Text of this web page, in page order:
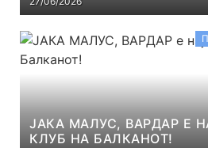
ЈАКА МАЛУС, ВАРДАР Е
КЛУБ НА БАЛКАНОТ!